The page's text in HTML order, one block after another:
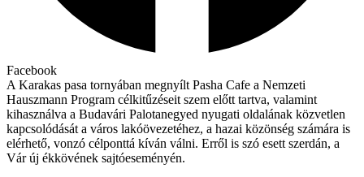
Facebook
A Karakas pasa tornyában megnyílt Pasha Cafe a Nemzeti
Hauszmann Program célkitűzéseit szem előtt tartva, valamint
kihasználva a Budavári Palotanegyed nyugati oldalának közvetlen
kapcsolódását a város lakóövezetéhez, a hazai közönség számára is
elérhető, vonzó célponttá kíván válni. Erről is szó esett szerdán, a
Vár új ékkövének sajtóeseményén.